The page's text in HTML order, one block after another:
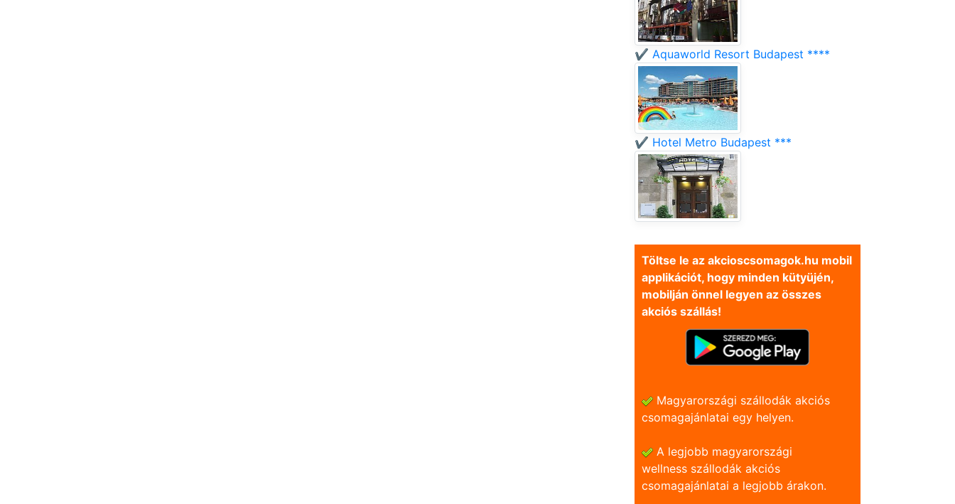
✔️ Aquaworld Resort Budapest ****
✔️ Hotel Metro Budapest ***
Töltse le az akcioscsomagok.hu mobil
applikációt, hogy minden kütyüjén,
mobilján önnel legyen az összes
akciós szállás!
Magyarországi szállodák akciós
csomagajánlatai egy helyen.
A legjobb magyarországi
wellness szállodák akciós
csomagajánlatai a legjobb árakon.